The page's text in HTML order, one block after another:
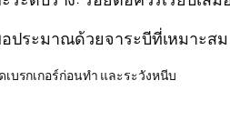
ประมาณด้วยจาระบีที่เหมาะส
เบรกเกอร์ก่อนทำ และระวังหนีบ